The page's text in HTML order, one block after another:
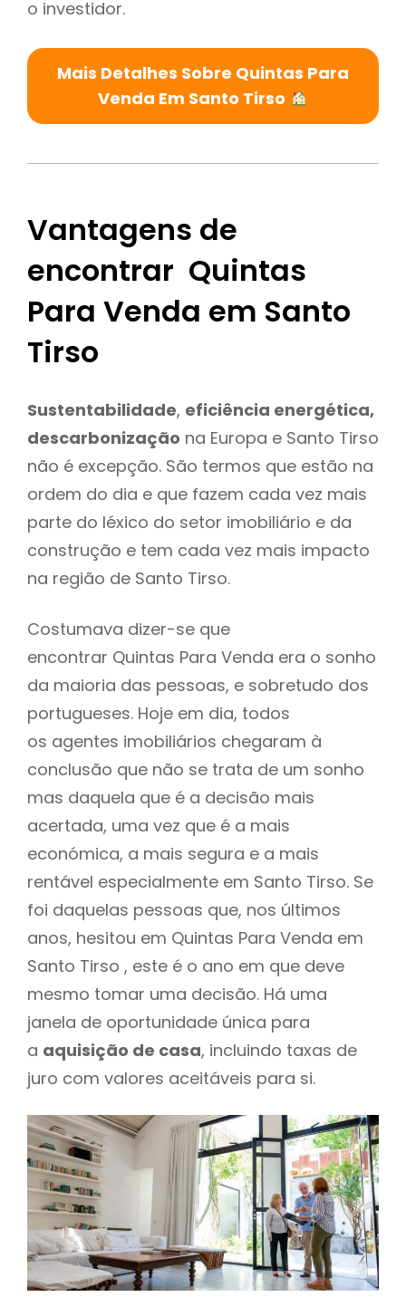
o investidor.
Mais Detalhes Sobre Quintas Para
Venda Em Santo Tirso
Vantagens de
encontrar Quintas
Para Venda em Santo
Tirso
Sustentabilidade, eficiência energética,
descarbonização na Europa e Santo Tirso
não é excepção. São termos que estão na
ordem do dia e que fazem cada vez mais
parte do léxico do setor imobiliário e da
construção e tem cada vez mais impacto
na região de Santo Tirso.
Costumava dizer-se que
encontrar Quintas Para Venda era o sonho
da maioria das pessoas, e sobretudo dos
portugueses. Hoje em dia, todos
os agentes imobiliários chegaram à
conclusão que não se trata de um sonho
mas daquela que é a decisão mais
acertada, uma vez que é a mais
económica, a mais segura e a mais
rentável especialmente em Santo Tirso. Se
foi daquelas pessoas que, nos últimos
anos, hesitou em Quintas Para Venda em
Santo Tirso , este é o ano em que deve
mesmo tomar uma decisão. Há uma
janela de oportunidade única para
a aquisição de casa, incluindo taxas de
juro com valores aceitáveis para si.